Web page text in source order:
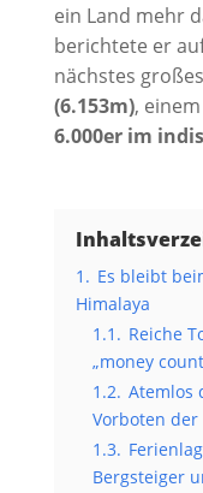
ein Land mehr
berichtete er
nächstes
(6.153m),
6.000er im
1. Es bleibt
Himalaya
1.1. Reiche
„money
1.2. Atemlos
Vorboten
1.3.
Bergsteiger